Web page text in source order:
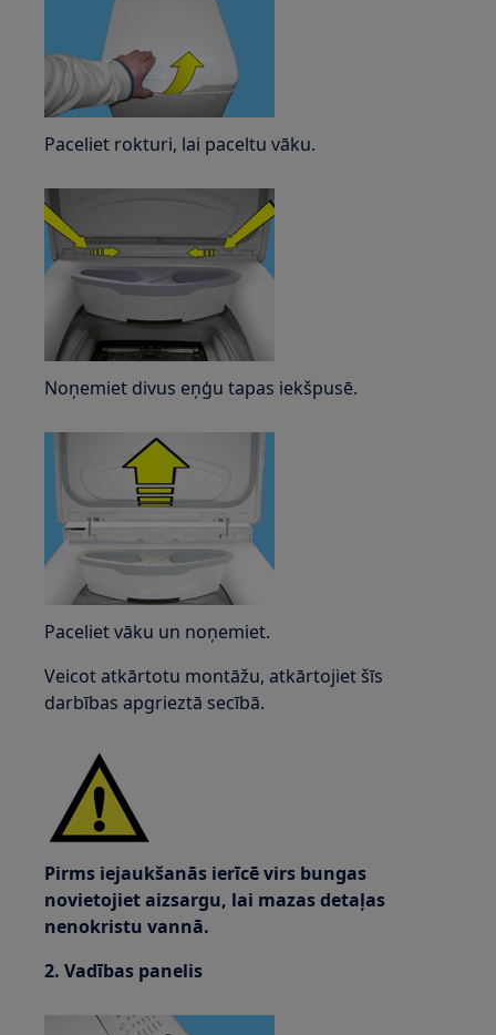
Paceliet rokturi, lai paceltu vāku.
Noņemiet divus eņģu tapas iekšpusē.
Paceliet vāku un noņemiet.
Veicot atkārtotu montāžu, atkārtojiet šīs
darbības apgrieztā secībā.
Pirms iejaukšanās ierīcē virs bungas
novietojiet aizsargu, lai mazas detaļas
nenokristu vannā.
2. Vadības panelis